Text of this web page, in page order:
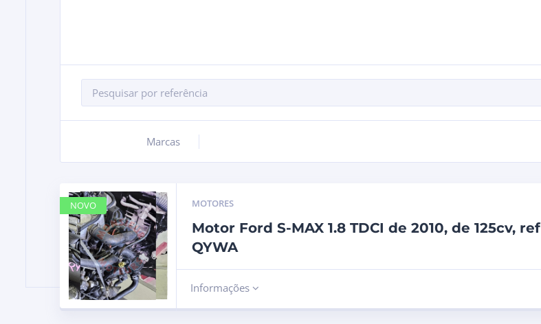
Marcas
+
MOTORES
Motor Ford S-MAX 1.8 TDCI de 2010, de 125cv, ref
QYWA
Informações
NOVO